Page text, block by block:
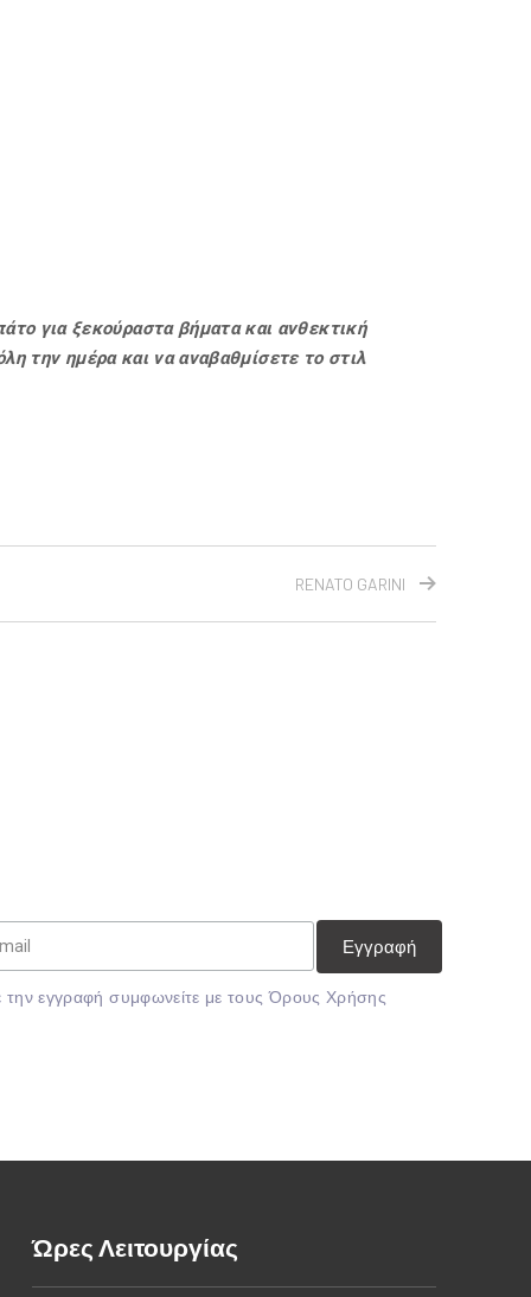
για ξεκούραστα βήματα και ανθεκτική
την ημέρα και να αναβαθμίσετε το στιλ
RENATO GARINI
την εγγραφή συμφωνείτε με τουςΌρους Χρήσης
Ώρες Λειτουργίας